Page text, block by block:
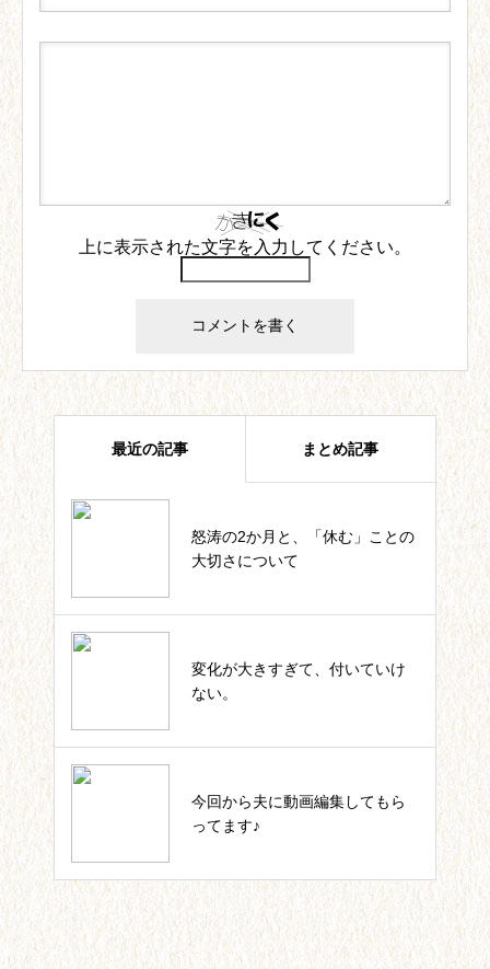
上に表示された文字を入力してください。
最近の記事 まとめ記事
怒涛の2か月と、「休む」ことの
大切さについて
変化が大きすぎて、付いていけ
ない。
今回から夫に動画編集してもら
ってます♪
四葉ストーリー記事一覧
私のカウンセラー起業。これまで
の軌跡一覧
いっしょにIKUJI★セルフコーチ
ング記事一覧